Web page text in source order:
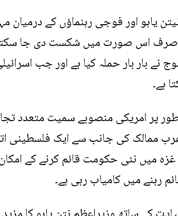
یاہو اور فوجی رہنماؤں کے درمیان
کو صرف اس صورت میں شکست دی جا
نے بار بار حملہ کیا ہے اور جب
ہے۔
پر امریکی منصوبے سمیت متعدد
عرب ممالک کی جانب سے ایک فلسطینی
میں نئی حکومت قائم کرنے کے امکان
رہنے میں کامیاب رہی ہے۔